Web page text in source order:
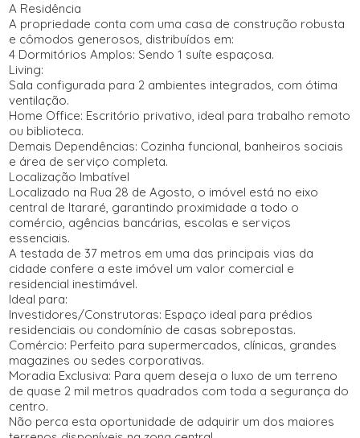
A Residência
A propriedade conta com uma casa de construção robusta
e cômodos generosos, distribuídos em:
4 Dormitórios Amplos: Sendo 1 suíte espaçosa.
Living:
Sala configurada para 2 ambientes integrados, com ótima
ventilação.
Home Office: Escritório privativo, ideal para trabalho remoto
ou biblioteca.
Demais Dependências: Cozinha funcional, banheiros sociais
e área de serviço completa.
Localização Imbatível
Localizado na Rua 28 de Agosto, o imóvel está no eixo
central de Itararé, garantindo proximidade a todo o
comércio, agências bancárias, escolas e serviços
essenciais.
A testada de 37 metros em uma das principais vias da
cidade confere a este imóvel um valor comercial e
residencial inestimável.
Ideal para:
Investidores/Construtoras: Espaço ideal para prédios
residenciais ou condomínio de casas sobrepostas.
Comércio: Perfeito para supermercados, clínicas, grandes
magazines ou sedes corporativas.
Moradia Exclusiva: Para quem deseja o luxo de um terreno
de quase 2 mil metros quadrados com toda a segurança do
centro.
Não perca esta oportunidade de adquirir um dos maiores